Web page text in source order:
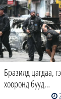
Бразилд цагдаа,
хооронд бууд…